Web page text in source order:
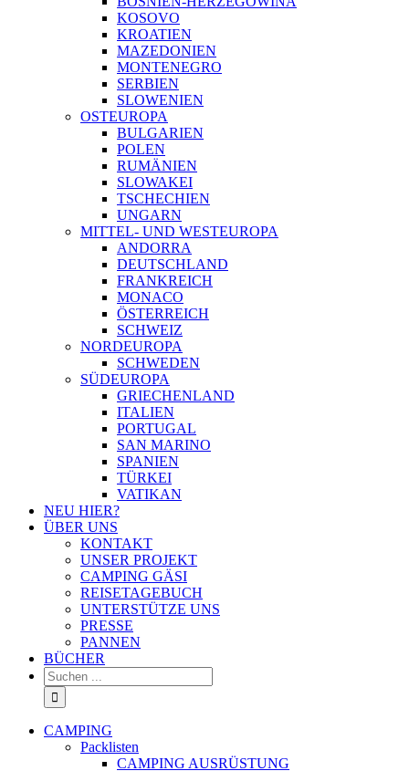
KOSOVO
KROATIEN
MAZEDONIEN
MONTENEGRO
SERBIEN
SLOWENIEN
OSTEUROPA
BULGARIEN
POLEN
RUMÄNIEN
SLOWAKEI
TSCHECHIEN
UNGARN
MITTEL- UND WESTEUROPA
ANDORRA
DEUTSCHLAND
FRANKREICH
MONACO
ÖSTERREICH
SCHWEIZ
NORDEUROPA
SCHWEDEN
SÜDEUROPA
GRIECHENLAND
ITALIEN
PORTUGAL
SAN MARINO
SPANIEN
TÜRKEI
VATIKAN
NEU HIER?
ÜBER UNS
KONTAKT
UNSER PROJEKT
CAMPING GÄSI
REISETAGEBUCH
UNTERSTÜTZE UNS
PRESSE
PANNEN
BÜCHER
Suche
nach:
CAMPING
Packlisten
CAMPING AUSRÜSTUNG